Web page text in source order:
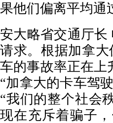
果他们偏离平均通
安大略省交通厅长
请求。根据加拿
车的事故率正在上
“加拿大的卡车驾
“我们的整个社会
现在充斥着骗子